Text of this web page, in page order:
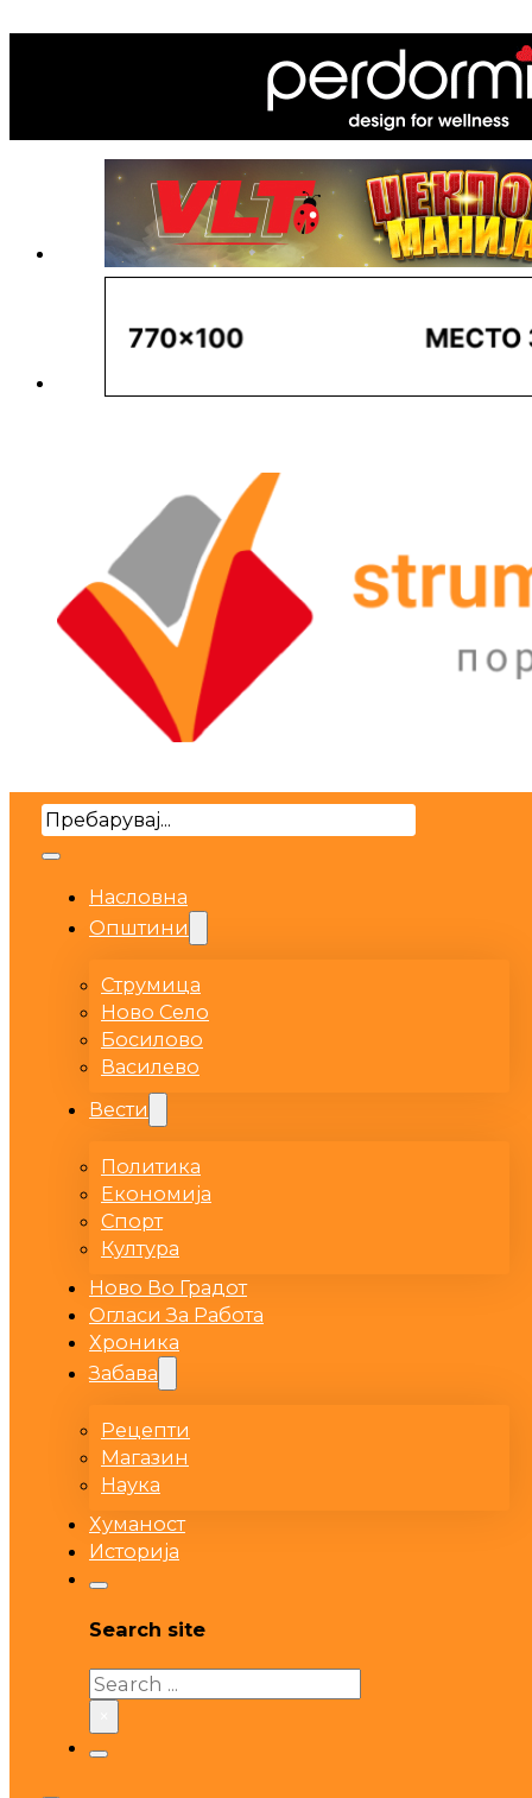
Search
Насловна
Општини
Струмица
Ново Село
Босилово
Василево
Вести
Политика
Економија
Спорт
Култура
Ново Во Градот
Огласи За Работа
Хроника
Забава
Рецепти
Магазин
Наука
Хуманост
Историја
Search site
Search